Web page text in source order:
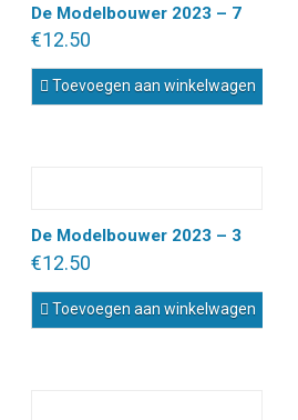
De Modelbouwer 2023 – 7
€12.50
Toevoegen aan winkelwagen
De Modelbouwer 2023 – 3
€12.50
Toevoegen aan winkelwagen